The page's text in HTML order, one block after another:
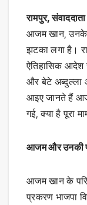
रामपुर,
आजम खान, उनके
झटका लगा है।
ऐतिहासिक आदेश
और बेटे अब्दुल्ला
आइए जानते हैं
गई, क्‍या है पूरा
आजम और उनकी
आजम खान के
प्रकरण भाजपा